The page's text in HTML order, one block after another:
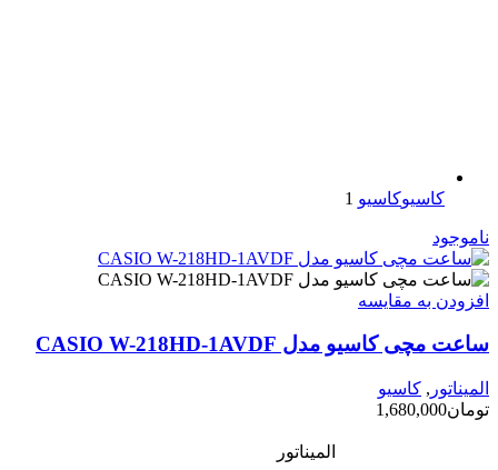
کاسیوکاسیو 1
ناموجود
افزودن به مقایسه
ساعت مچی کاسیو مدل CASIO W-218HD-1AVDF
المیناتور , کاسیو
تومان1,680,000
المیناتور